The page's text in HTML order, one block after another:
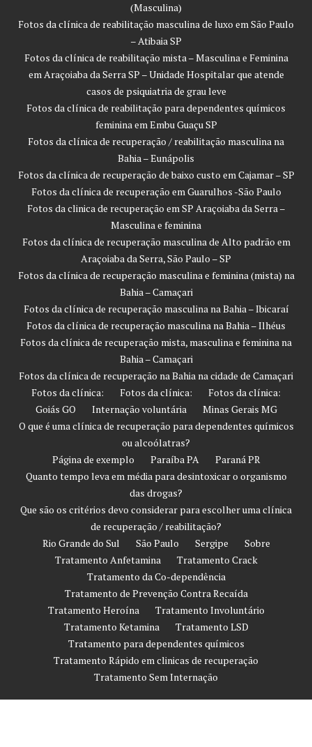
(Masculina)
Fotos da clínica de reabilitação masculina de luxo em São Paulo
– Atibaia SP
Fotos da clínica de reabilitação mista – Masculina e Feminina
em Araçoiaba da Serra SP – Unidade Hospitalar que atende
casos de psiquiatria de grau leve
Fotos da clínica de reabilitação para dependentes químicos
feminina em Embu Guaçu SP
Fotos da clínica de recuperação / reabilitação masculina na
Bahia – Eunápolis
Fotos da clínica de recuperação de baixo custo em Cajamar – SP
Fotos da clínica de recuperação em Guarulhos -São Paulo
Fotos da clinica de recuperação em SP Araçoiaba da Serra –
Masculina e feminina
Fotos da clínica de recuperação masculina de Alto padrão em
Araçoiaba da Serra, São Paulo – SP
Fotos da clínica de recuperação masculina e feminina (mista) na
Bahia – Camaçari
Fotos da clínica de recuperação masculina na Bahia – Ibicaraí
Fotos da clínica de recuperação masculina na Bahia – Ilhéus
Fotos da clínica de recuperação mista, masculina e feminina na
Bahia – Camaçari
Fotos da clínica de recuperação na Bahia na cidade de Camaçari
Fotos da clínica:
Fotos da clínica:
Fotos da clínica:
Goiás GO
Internação voluntária
Minas Gerais MG
O que é uma clínica de recuperação para dependentes químicos
ou alcoólatras?
Página de exemplo
Paraíba PA
Paraná PR
Quanto tempo leva em média para desintoxicar o organismo
das drogas?
Que são os critérios devo considerar para escolher uma clínica
de recuperação / reabilitação?
Rio Grande do Sul
São Paulo Sergipe
Sobre
Tratamento Anfetamina
Tratamento Crack
Tratamento da Co-dependência
Tratamento de Prevenção Contra Recaída
Tratamento Heroína
Tratamento Involuntário
Tratamento Ketamina
Tratamento LSD
Tratamento para dependentes químicos
Tratamento Rápido em clinicas de recuperação
Tratamento Sem Internação